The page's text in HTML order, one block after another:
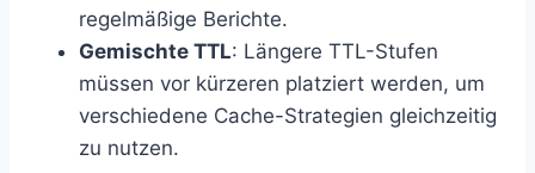
regelmäßige Berichte.
Gemischte TTL: Längere TTL-Stufen
müssen vor kürzeren platziert werden, um
verschiedene Cache-Strategien gleichzeitig
zu nutzen.